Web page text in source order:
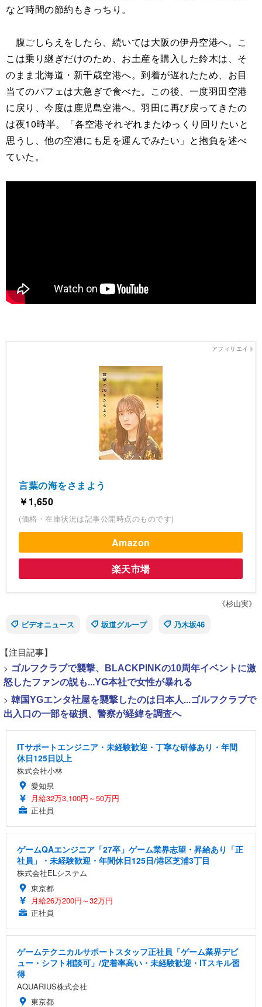
など時間の節約もきっちり。
腹ごしらえをしたら、続いては大阪の伊丹空港へ。こ
こは乗り継ぎだけのため、お土産を購入した鈴木は、そ
のまま北海道・新千歳空港へ。到着が遅れたため、お目
当てのパフェは大急ぎで食べた。この後、一度羽田空港
に戻り、今度は鹿児島空港へ。羽田に再び戻ってきたの
は夜10時半。「各空港それぞれまたゆっくり回りたいと
思うし、他の空港にも足を運んでみたい」と抱負を述べ
ていた。
言葉の海をさまよう
￥1,650
(価格・在庫状況は記事公開時点のものです)
Amazon
楽天市場
《杉山実》
ビデオニュース
坂道グループ 乃木坂46
【注目記事】
> ゴルフクラブで襲撃、BLACKPINKの10周年イベントに激
怒したファンの説も...YG本社で女性が暴れる
> 韓国YGエンタ社屋を襲撃したのは日本人...ゴルフクラブで
出入口の一部を破損、警察が経緯を調査へ
ITサポートエンジニア・未経験歓迎・丁寧な研修あり・年間
休日125日以上
株式会社小林
愛知県
月給32万3,100円～50万円
正社員
ゲームQAエンジニア「27卒」ゲーム業界志望・昇給あり「正
社員」・未経験歓迎・年間休日125日/港区芝浦3丁目
株式会社ELシステム
東京都
月給26万200円～32万円
正社員
ゲームテクニカルサポートスタッフ正社員「ゲーム業界デビ
ュー・シフト相談可」/定着率高い・未経験歓迎・ITスキル習
得
AQUARIUS株式会社
東京都